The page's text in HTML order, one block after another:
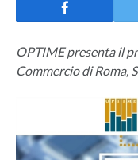
OPTIME presenta il
Commercio di Roma,